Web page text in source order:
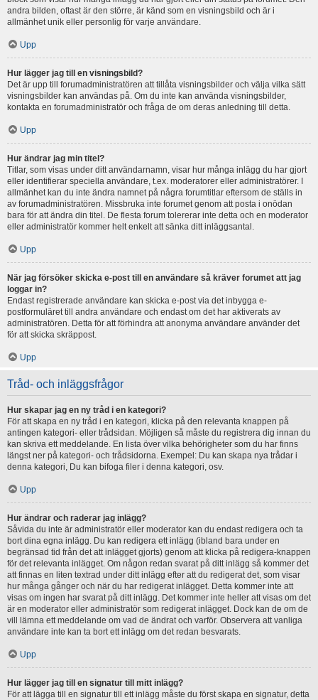
andra bilden, oftast är den större, är känd som en visningsbild och är i
allmänhet unik eller personlig för varje användare.
Upp
Hur lägger jag till en visningsbild?
Det är upp till forumadministratören att tillåta visningsbilder och välja vilka sätt
visningsbilder kan användas på. Om du inte kan använda visningsbilder,
kontakta en forumadministratör och fråga de om deras anledning till detta.
Upp
Hur ändrar jag min titel?
Titlar, som visas under ditt användarnamn, visar hur många inlägg du har gjort
eller identifierar speciella användare, t.ex. moderatorer eller administratörer. I
allmänhet kan du inte ändra namnet på några forumtitlar eftersom de ställs in
av forumadministratören. Missbruka inte forumet genom att posta i onödan
bara för att ändra din titel. De flesta forum tolererar inte detta och en moderator
eller administratör kommer helt enkelt att sänka ditt inläggsantal.
Upp
När jag försöker skicka e-post till en användare så kräver forumet att jag
loggar in?
Endast registrerade användare kan skicka e-post via det inbygga e-
postformuläret till andra användare och endast om det har aktiverats av
administratören. Detta för att förhindra att anonyma användare använder det
för att skicka skräppost.
Upp
Tråd- och inläggsfrågor
Hur skapar jag en ny tråd i en kategori?
För att skapa en ny tråd i en kategori, klicka på den relevanta knappen på
antingen kategori- eller trådsidan. Möjligen så måste du registrera dig innan du
kan skriva ett meddelande. En lista över vilka behörigheter som du har finns
längst ner på kategori- och trådsidorna. Exempel: Du kan skapa nya trådar i
denna kategori, Du kan bifoga filer i denna kategori, osv.
Upp
Hur ändrar och raderar jag inlägg?
Såvida du inte är administratör eller moderator kan du endast redigera och ta
bort dina egna inlägg. Du kan redigera ett inlägg (ibland bara under en
begränsad tid från det att inlägget gjorts) genom att klicka på redigera-knappen
för det relevanta inlägget. Om någon redan svarat på ditt inlägg så kommer det
att finnas en liten textrad under ditt inlägg efter att du redigerat det, som visar
hur många gånger och när du har redigerat inlägget. Detta kommer inte att
visas om ingen har svarat på ditt inlägg. Det kommer inte heller att visas om det
är en moderator eller administratör som redigerat inlägget. Dock kan de om de
vill lämna ett meddelande om vad de ändrat och varför. Observera att vanliga
användare inte kan ta bort ett inlägg om det redan besvarats.
Upp
Hur lägger jag till en signatur till mitt inlägg?
För att lägga till en signatur till ett inlägg måste du först skapa en signatur, detta